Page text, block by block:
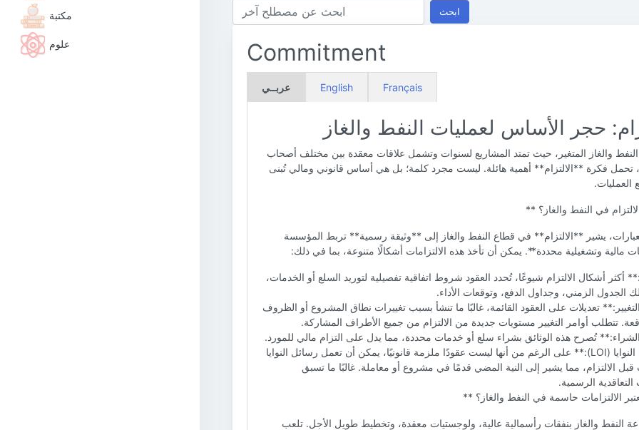
مكتبة
علوم
ابحث
Commitment
عربــي English Français
حجر الأساس لعمليات النفط والغاز
والغاز المتغير، حيث تمتد المشاريع لسنوات وتشمل علاقات معقدة بين مختلف أصحاب
تحمل فكرة **الالتزام** أهمية هائلة. ليست مجرد كلمة؛ بل هي أساس قانوني ومالي تُبنى
العمليات.
في النفط والغاز؟ **
يشير **الالتزام** في قطاع النفط والغاز إلى **وثيقة رسمية** تربط المؤسسة
مالية وتشغيلية محددة**. يمكن أن تأخذ هذه الالتزامات أشكالًا متنوعة، بما في ذلك:
أكثر أشكال الالتزام شيوعًا، تُحدد العقود شروط اتفاقية تفصيلية لتوريد السلع أو الخدمات،
الجدول الزمني، وجداول الدفع، وتوقعات الأداء.
تعديلات على العقود القائمة، غالبًا ما تنشأ بسبب تغييرات نطاق المشروع أو الظروف
تتطلب أوامر التغيير مستويات جديدة من الالتزام من جميع الأطراف المشاركة.
تُصرح هذه الوثائق بشراء سلع أو خدمات محددة، مما يدل على التزام مالي للمورد.
**رسائل النوايا (LOI):** على الرغم من أنها ليست عقودًا ملزمة قانونيًا، يمكن أن تعمل رسائل النوايا
قبل الالتزام، مما يشير إلى النية المضي قدمًا في مشروع أو معاملة. غالبًا ما تسبق
التعاقدية الرسمية.
الالتزامات حاسمة في النفط والغاز؟ **
النفط والغاز بنفقات رأسمالية عالية، ولوجستيات معقدة، وتخطيط طويل الأجل. تلعب